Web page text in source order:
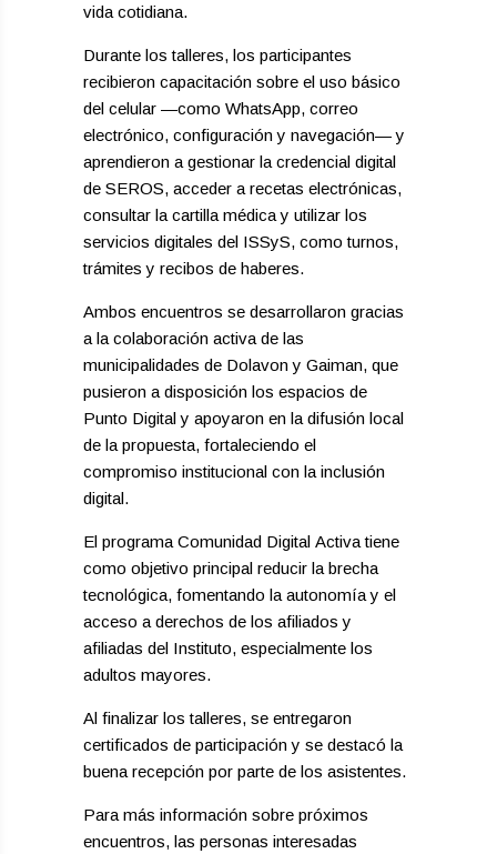
vida cotidiana.
Durante los talleres, los participantes
recibieron capacitación sobre el uso básico
del celular —como WhatsApp, correo
electrónico, configuración y navegación— y
aprendieron a gestionar la credencial digital
de SEROS, acceder a recetas electrónicas,
consultar la cartilla médica y utilizar los
servicios digitales del ISSyS, como turnos,
trámites y recibos de haberes.
Ambos encuentros se desarrollaron gracias
a la colaboración activa de las
municipalidades de Dolavon y Gaiman, que
pusieron a disposición los espacios de
Punto Digital y apoyaron en la difusión local
de la propuesta, fortaleciendo el
compromiso institucional con la inclusión
digital.
El programa Comunidad Digital Activa tiene
como objetivo principal reducir la brecha
tecnológica, fomentando la autonomía y el
acceso a derechos de los afiliados y
afiliadas del Instituto, especialmente los
adultos mayores.
Al finalizar los talleres, se entregaron
certificados de participación y se destacó la
buena recepción por parte de los asistentes.
Para más información sobre próximos
encuentros, las personas interesadas